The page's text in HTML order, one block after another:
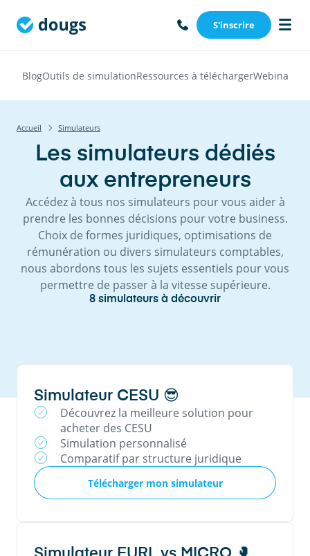
S'inscrire
BlogOutils de simulationRessources à téléchargerWebinars
Accueil Simulateurs
Les simulateurs dédiés
aux entrepreneurs
Accédez à tous nos simulateurs pour vous aider à
prendre les bonnes décisions pour votre business.
Choix de formes juridiques, optimisations de
rémunération ou divers simulateurs comptables,
nous abordons tous les sujets essentiels pour vous
permettre de passer à la vitesse supérieure.
8 simulateurs à découvrir
Simulateur CESU 😎
Découvrez la meilleure solution pour
acheter des CESU
Simulation personnalisé
Comparatif par structure juridique
Télécharger mon simulateur